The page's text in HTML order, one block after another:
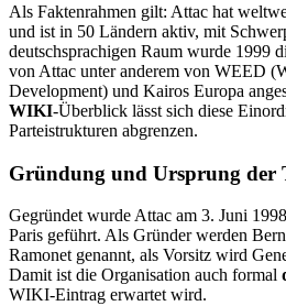
Als Faktenrahmen gilt: Attac hat
und ist in 50 Ländern aktiv, mit
deutschsprachigen Raum wurde 1999
von Attac unter anderem von WEED
Development) und Kairos Europa
WIKI-Überblick lässt sich diese
Parteistrukturen abgrenzen.
Gründung und Ursprung der
Gegründet wurde Attac am 3. Juni
Paris geführt. Als Gründer werden
Ramonet genannt, als Vorsitz wird
Damit ist die Organisation auch formal
WIKI-Eintrag erwartet wird.